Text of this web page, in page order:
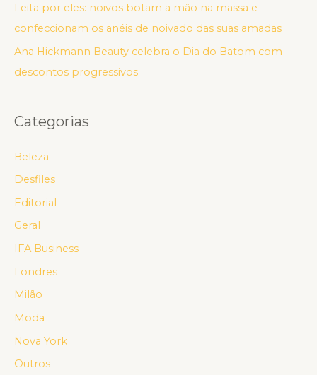
Feita por eles: noivos botam a mão na massa e
confeccionam os anéis de noivado das suas amadas
Ana Hickmann Beauty celebra o Dia do Batom com
descontos progressivos
Categorias
Beleza
Desfiles
Editorial
Geral
IFA Business
Londres
Milão
Moda
Nova York
Outros